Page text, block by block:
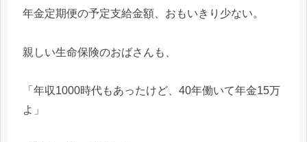
年金定期便の予定支給金額、おもいきり少ない。
親しい生命保険のおばさんも、
「年収1000時代もあったけど、40年働いて年金15万
よ」